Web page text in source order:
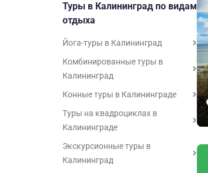
Туры в Калининград по видам
отдыха
Йога-туры в Калининград
Комбинированные туры в
Калининград
Конные туры в Калининграде
Туры на квадроциклах в
Калининграде
Экскурсионные туры в
Калининград